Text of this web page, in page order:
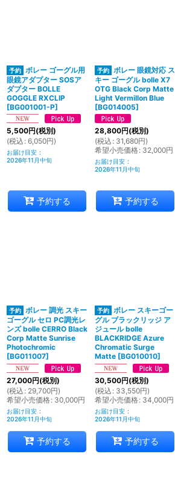
絞り込む
ボレー ゴーグル用
眼鏡アダプター SOSア
ダプター BOLLE
GOGGLE RXCLIP
[BG001001-P]
5,500円(税別)
(税込 : 6,050円)
お届け目安 :
2026年11月中旬
予約する
ボレー 眼鏡対応 ス
キー ゴーグル bolle X7
OTG Black Corp Matte
Light Vermillon Blue
[BG014005]
28,800円(税別)
(税込 : 31,680円)
希望小売価格: 32,000円
お届け目安 :
2026年11月中旬
予約する
ボレー 調光 スキー
ゴーグル セロ PC調光レ
ンズ bolle CERRO Black
Corp Matte Sunrise
Photochromic
[BG011007]
27,000円(税別)
(税込 : 29,700円)
希望小売価格: 30,000円
お届け目安 :
2026年11月中旬
予約する
ボレー スキーゴー
グル ブラックリッジ ア
ジュール bolle
BLACKRIDGE Azure
Chromatic Surge
Matte [BG010010]
30,500円(税別)
(税込 : 33,550円)
希望小売価格: 34,000円
お届け目安 :
2026年11月中旬
予約する